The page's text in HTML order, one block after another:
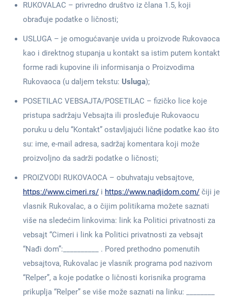
RUKOVALAC – privredno društvo iz člana 1.5, koji
obrađuje podatke o ličnosti;
USLUGA – je omogućavanje uvida u proizvode Rukovaoca
kao i direktnog stupanja u kontakt sa istim putem kontakt
forme radi kupovine ili informisanja o Proizvodima
Rukovaoca (u daljem tekstu: Usluga);
POSETILAC VEBSAJTA/POSETILAC – fizičko lice koje
pristupa sadržaju Vebsajta ili prosleđuje Rukovaocu
poruku u delu “Kontakt” ostavljajući lične podatke kao što
su: ime, e-mail adresa, sadržaj komentara koji može
proizvoljno da sadrži podatke o ličnosti;
PROIZVODI RUKOVAOCA – obuhvataju vebsajtove,
https://www.cimeri.rs/ i https://www.nadjidom.com/ čiji je
vlasnik Rukovalac, a o čijim politikama možete saznati
više na sledećim linkovima: link ka Politici privatnosti za
vebsajt “Cimeri i link ka Politici privatnosti za vebsajt
“Nađi dom”:__________ . Pored prethodno pomenutih
vebsajtova, Rukovalac je vlasnik programa pod nazivom
“Relper”, a koje podatke o ličnosti korisnika programa
prikuplja “Relper” se više može saznati na linku: ________